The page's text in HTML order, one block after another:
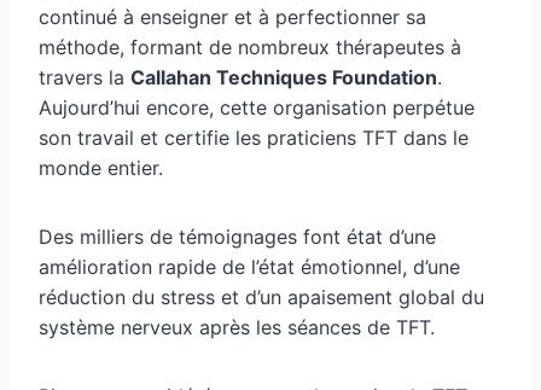
continué à enseigner et à perfectionner sa
méthode, formant de nombreux thérapeutes à
travers la Callahan Techniques Foundation.
Aujourd’hui encore, cette organisation perpétue
son travail et certifie les praticiens TFT dans le
monde entier.
Des milliers de témoignages font état d’une
amélioration rapide de l’état émotionnel, d’une
réduction du stress et d’un apaisement global du
système nerveux après les séances de TFT.